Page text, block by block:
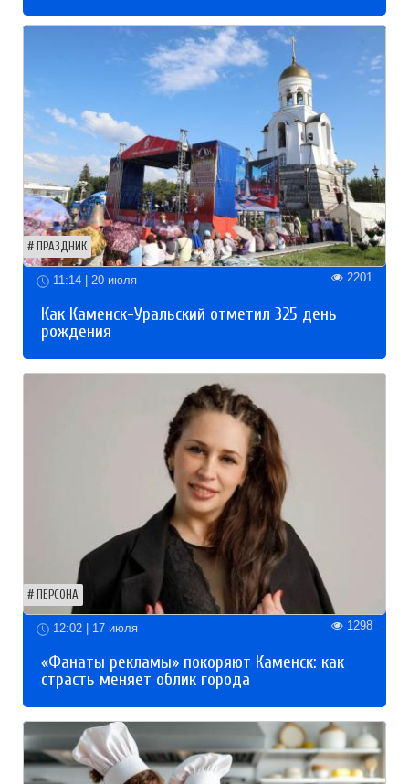
ПРАЗДНИК
11:14 | 20 июля 2201
Как Каменск-Уральский отметил 325 день
рождения
ПЕРСОНА
12:02 | 17 июля 1298
«Фанаты рекламы» покоряют Каменск: как
страсть меняет облик города